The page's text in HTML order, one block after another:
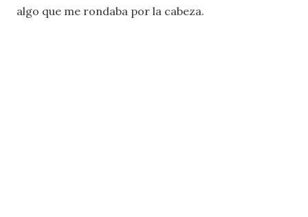
algo que me rondaba por la cabeza.